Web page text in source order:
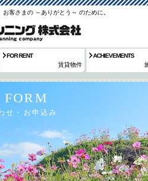
客さまの ～ありがとう～ のために。
せ・お申込み
FORM
賃貸物件
FOR RENT
ACHIEVEMENTS